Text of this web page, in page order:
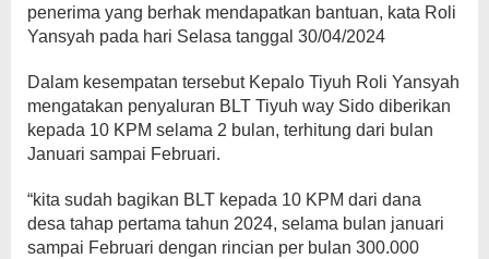
penerima yang berhak mendapatkan bantuan, kata Roli
Yansyah pada hari Selasa tanggal 30/04/2024
Dalam kesempatan tersebut Kepalo Tiyuh Roli Yansyah
mengatakan penyaluran BLT Tiyuh way Sido diberikan
kepada 10 KPM selama 2 bulan, terhitung dari bulan
Januari sampai Februari.
“kita sudah bagikan BLT kepada 10 KPM dari dana
desa tahap pertama tahun 2024, selama bulan januari
sampai Februari dengan rincian per bulan 300.000